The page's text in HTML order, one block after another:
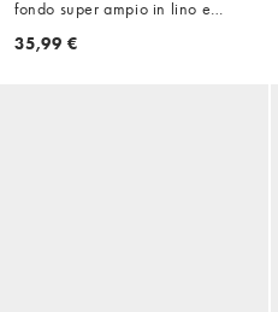
fondo super ampio in lino e
viscosa bordeaux
35,99 €